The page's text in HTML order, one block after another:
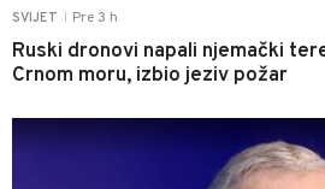
SVIJET Pre 3 h
Ruski dronovi napali njemački
Crnom moru, izbio jeziv požar